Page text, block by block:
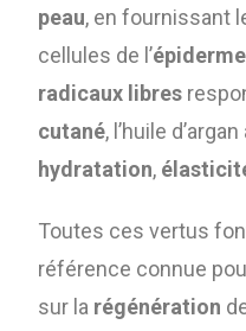
peau, en fournissant
cellules de l’épiderme
radicaux libres
cutané, l’huile
hydratation,
Toutes ces vertus
référence connue
sur la régénération